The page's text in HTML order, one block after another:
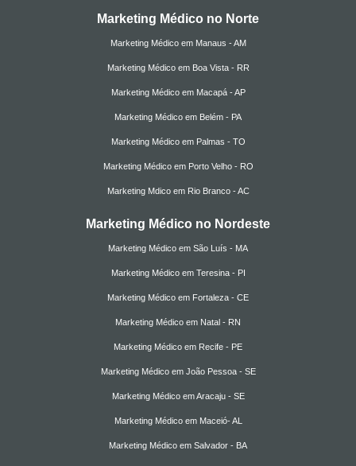
Marketing Médico no Norte
Marketing Médico em Manaus - AM
Marketing Médico em Boa Vista - RR
Marketing Médico em Macapá - AP
Marketing Médico em Belém - PA
Marketing Médico em Palmas - TO
Marketing Médico em Porto Velho - RO
Marketing Mdico em Rio Branco - AC
Marketing Médico no Nordeste
Marketing Médico em São Luís - MA
Marketing Médico em Teresina - PI
Marketing Médico em Fortaleza - CE
Marketing Médico em Natal - RN
Marketing Médico em Recife - PE
Marketing Médico em João Pessoa - SE
Marketing Médico em Aracaju - SE
Marketing Médico em Maceió- AL
Marketing Médico em Salvador - BA